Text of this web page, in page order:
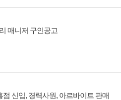
매니저 구인공고
신입, 경력사원, 아르바이트 판매